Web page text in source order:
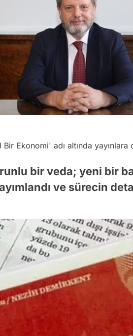
Bir Ekonomi' adı altında
bir veda; yeni bir
ve sürecin